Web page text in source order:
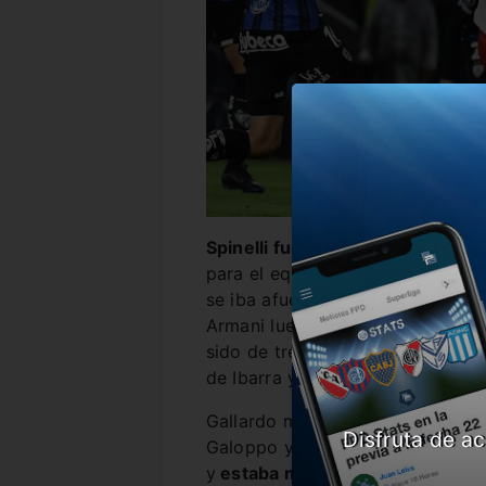
Spinelli fue el gran protagonista
para el equipo ecuatoriano: en
se iba afuera y, luego, le ganó a
Armani luego de un centro
sido de tres, pero el palo
de Ibarra y en el rebote se lo
Gallardo movió el banco en el
Galoppo y Lanzini, pero el
y estaba más cerca de ser
Disfruta de